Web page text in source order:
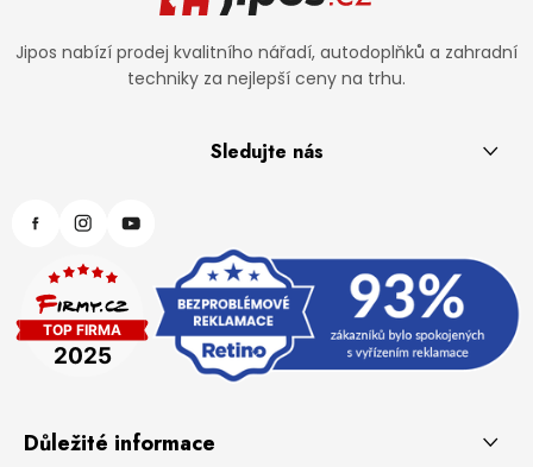
Jipos nabízí prodej kvalitního nářadí, autodoplňků a zahradní
techniky za nejlepší ceny na trhu.
Sledujte nás
Důležité informace